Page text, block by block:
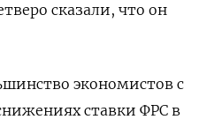
сказали, что он
экономистов с
ставки ФРС в